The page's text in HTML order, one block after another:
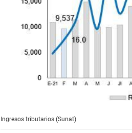
Ingresos tributarios (Sunat)